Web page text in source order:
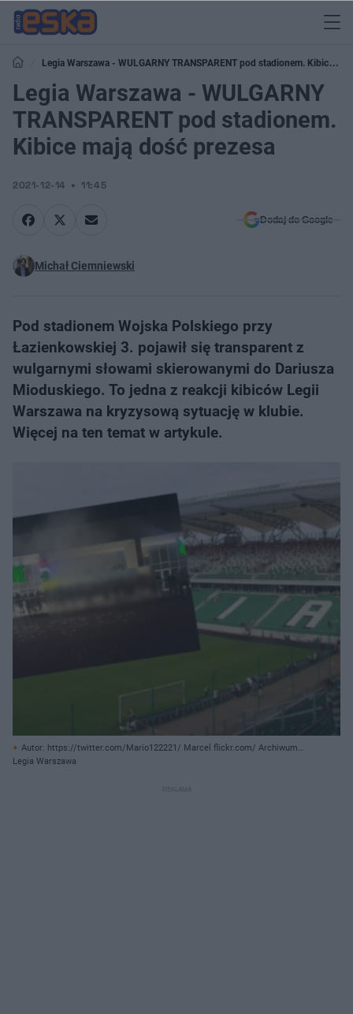
Legia Warszawa - WULGARNY TRANSPARENT pod stadionem. Kibice
mają dość prezesa
Legia Warszawa - WULGARNY
TRANSPARENT pod stadionem.
Kibice mają dość prezesa
2021-12-14 11:45
Dodaj do Google
Michał Ciemniewski
Pod stadionem Wojska Polskiego przy
Łazienkowskiej 3. pojawił się transparent z
wulgarnymi słowami skierowanymi do Dariusza
Mioduskiego. To jedna z reakcji kibiców Legii
Warszawa na kryzysową sytuację w klubie.
Więcej na ten temat w artykule.
Autor: https://twitter.com/Mario122221/ Marcel flickr.com/ Archiwum
prywatne
Legia Warszawa